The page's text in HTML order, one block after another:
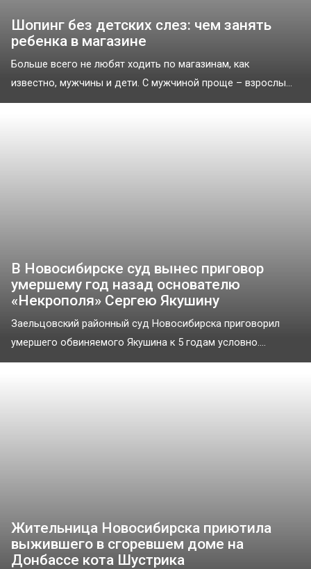
Шопинг без детских слез: чем занять
ребенка в магазине
Больше всего не любят ходить по магазинам, как
известно, мужчины и дети. С мужчиной проще – взрослы...
В Новосибирске суд вынес приговор
умершему год назад основателю
«Некрополя» Сергею Якушину
Заельцовский районный суд Новосибирска приговорил
умершего обвиняемого Якушина к 5 годам условно....
Жительница Новосибирска приютила
выжившего в сгоревшем доме на
Донбассе кота Шустрика